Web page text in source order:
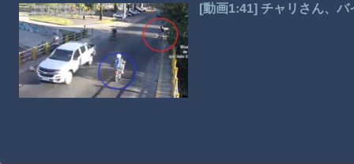
[動画1:41] チャリさん、バ